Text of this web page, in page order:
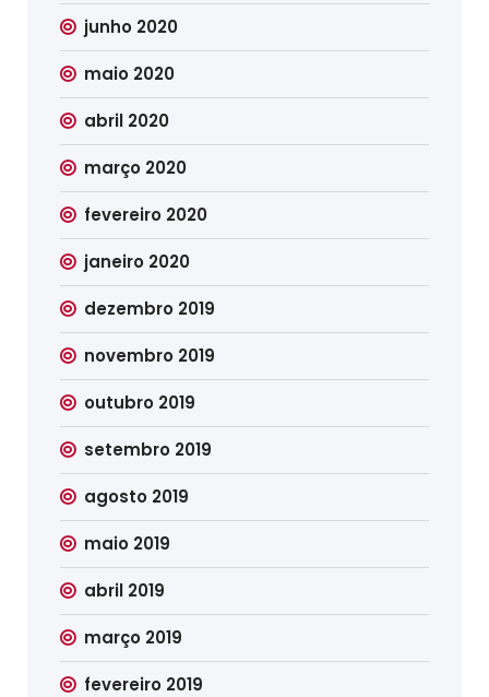
junho 2020
maio 2020
abril 2020
março 2020
fevereiro 2020
janeiro 2020
dezembro 2019
novembro 2019
outubro 2019
setembro 2019
agosto 2019
maio 2019
abril 2019
março 2019
fevereiro 2019